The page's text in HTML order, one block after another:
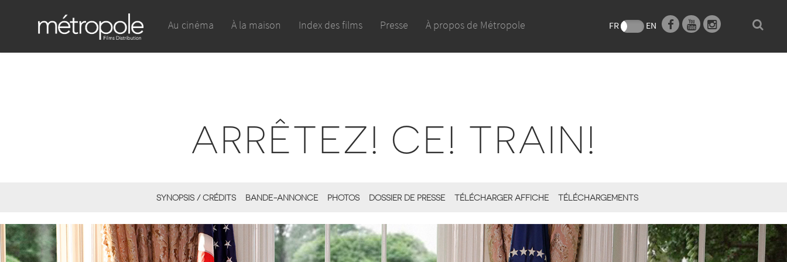
Au cinéma À la maison Index des films Presse À propos de Métropole FR EN
ARRÊTEZ! CE! TRAIN!
SYNOPSIS / CRÉDITS BANDE-ANNONCE PHOTOS DOSSIER DE PRESSE TÉLÉCHARGER AFFICHE TÉLÉCHARGEMENTS